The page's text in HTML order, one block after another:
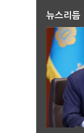
뉴스리듬